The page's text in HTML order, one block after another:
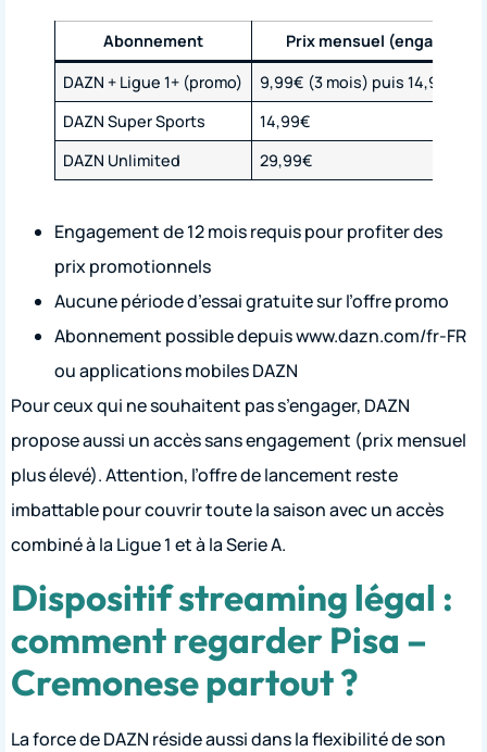
Abonnement
Prix mensuel
DAZN + Ligue 1+ (promo)
9,99€ (3 mois) puis 14,99€ (9
DAZN Super Sports
14,99€
DAZN Unlimited
29,99€
Engagement de 12 mois requis pour profiter des
prix promotionnels
Aucune période d’essai gratuite sur l’offre promo
Abonnement possible depuis www.dazn.com/fr-FR
ou applications mobiles DAZN
Pour ceux qui ne souhaitent pas s’engager, DAZN
propose aussi un accès sans engagement (prix mensuel
plus élevé). Attention, l’offre de lancement reste
imbattable pour couvrir toute la saison avec un accès
combiné à la Ligue 1 et à la Serie A.
Dispositif streaming légal :
comment regarder Pisa –
Cremonese partout ?
La force de DAZN réside aussi dans la flexibilité de son